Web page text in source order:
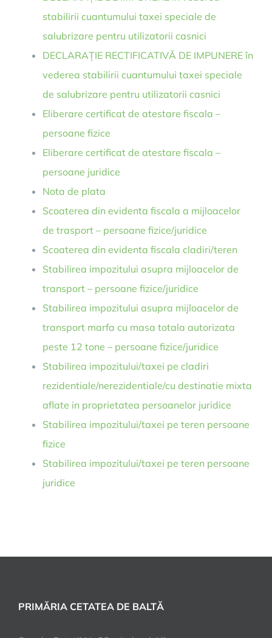
stabilirii cuantumului taxei speciale de
salubrizare pentru utilizatorii casnici
DECLARAȚIE RECTIFICATIVĂ DE IMPUNERE în
vederea stabilirii cuantumului taxei speciale
de salubrizare pentru utilizatorii casnici
Eliberare certificat de atestare fiscala –
persoane fizice
Eliberare certificat de atestare fiscala –
persoane juridice
Nota de plata
Scoaterea din evidenta fiscala a mijloacelor
de trasport – persoane fizice/juridice
Scoaterea din evidenta fiscala cladiri/teren
Stabilirea impozitului asupra mijloacelor de
transport – persoane fizice/juridice
Stabilirea impozitului asupra mijloacelor de
transport marfa cu masa totala autorizata
peste 12 tone – persoane fizice/juridice
Stabilirea impozitului/taxei pe cladiri
rezidentiale/nerezidentiale/cu destinatie mixta
aflate in proprietatea persoanelor juridice
Stabilirea impozitului/taxei pe teren persoane
fizice
Stabilirea impozitului/taxei pe teren persoane
juridice
PRIMĂRIA CETATEA DE BALTĂ